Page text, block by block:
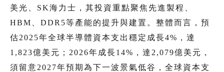
美光、SK海力士，其投資重點聚焦先進製程、
HBM、DDR5等產能的提升與建置。整體而言，預
估2025年全球半導體資本支出穩定成長4%，達
1,823億美元；2026年成長14%，達2,079億美元，
須留意2027年預期為下一波景氣低谷，全球資本支